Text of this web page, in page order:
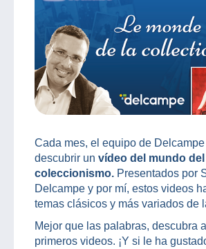
Cada mes, el equipo de
descubrir un vídeo del mundo del
coleccionismo. Presentados por
Delcampe y por mí, estos videos
temas clásicos y más variados de
Mejor que las palabras, descubra
primeros videos. ¡Y si le ha